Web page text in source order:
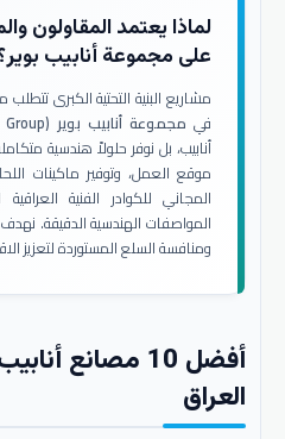
لماذا يعتمد المقاولون
على مجموعة أنابيب
مشاريع البنية التحتية الكبرى
في مجموعة أنابيب بوير (Bwer Pipes Group)
أنابيب، بل نوفر حلولاً هندسية
موقع العمل، وتوفير ماكينات
المجاني للكوادر الفنية
المواصفات الهندسية الدقيقة.
ومنافسة السلع المستوردة لتعزيز
أفضل 10 مصانع
العراق